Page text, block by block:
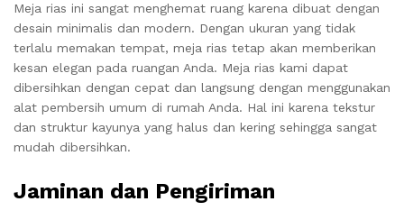
Meja rias ini sangat menghemat ruang karena dibuat dengan
desain minimalis dan modern. Dengan ukuran yang tidak
terlalu memakan tempat, meja rias tetap akan memberikan
kesan elegan pada ruangan Anda. Meja rias kami dapat
dibersihkan dengan cepat dan langsung dengan menggunakan
alat pembersih umum di rumah Anda. Hal ini karena tekstur
dan struktur kayunya yang halus dan kering sehingga sangat
mudah dibersihkan.
Jaminan dan Pengiriman